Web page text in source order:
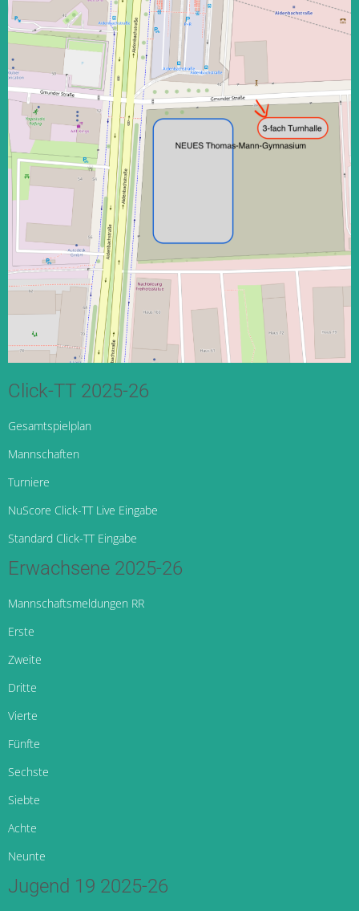
Click-TT 2025-26
Gesamtspielplan
Mannschaften
Turniere
NuScore Click-TT Live Eingabe
Standard Click-TT Eingabe
Erwachsene 2025-26
Mannschaftsmeldungen RR
Erste
Zweite
Dritte
Vierte
Fünfte
Sechste
Siebte
Achte
Neunte
Jugend 19 2025-26